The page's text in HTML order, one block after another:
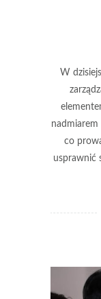
W
co
usprawnić